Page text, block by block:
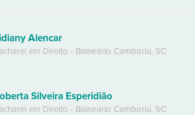
Alencar
em Direito - Balneário Camboriú, SC
Silveira Esperidião
em Direito - Balneário Camboriú, SC